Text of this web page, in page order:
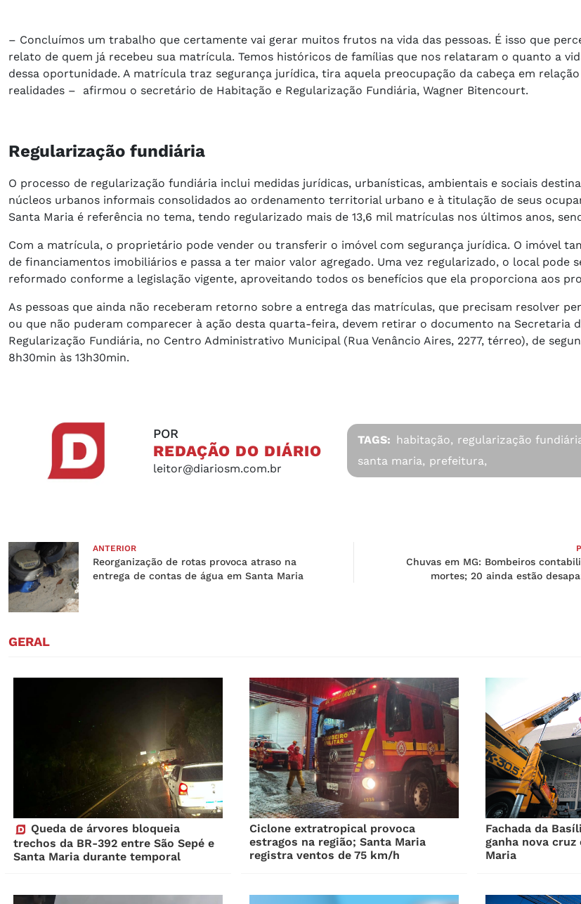
– Concluímos um trabalho que certamente vai gerar muitos frutos na vida das pessoas. É isso que
relato de quem já recebeu sua matrícula. Temos históricos de famílias que nos relataram o quanto a
dessa oportunidade. A matrícula traz segurança jurídica, tira aquela preocupação da cabeça em
realidades – afirmou o secretário de Habitação e Regularização Fundiária, Wagner Bitencourt.
Regularização fundiária
O processo de regularização fundiária inclui medidas jurídicas, urbanísticas, ambientais e sociais
núcleos urbanos informais consolidados ao ordenamento territorial urbano e à titulação de seus
Santa Maria é referência no tema, tendo regularizado mais de 13,6 mil matrículas nos últimos anos,
Com a matrícula, o proprietário pode vender ou transferir o imóvel com segurança jurídica. O imóvel
de financiamentos imobiliários e passa a ter maior valor agregado. Uma vez regularizado, o local pode
reformado conforme a legislação vigente, aproveitando todos os benefícios que ela proporciona aos
As pessoas que ainda não receberam retorno sobre a entrega das matrículas, que precisam resolver
ou que não puderam comparecer à ação desta quarta-feira, devem retirar o documento na Secretaria
Regularização Fundiária, no Centro Administrativo Municipal (Rua Venâncio Aires, 2277, térreo), de
8h30min às 13h30min.
POR
REDAÇÃO DO DIÁRIO
leitor@diariosm.com.br
TAGS: habitação, regularização
santa maria, prefeitura,
ANTERIOR
Reorganização de rotas provoca atraso na
entrega de contas de água em Santa Maria
Chuvas em MG: Bombeiros
mortes; 20 ainda estão
GERAL
Queda de árvores bloqueia
trechos da BR-392 entre São Sepé e
Santa Maria durante temporal
Ciclone extratropical provoca
estragos na região; Santa Maria
registra ventos de 75 km/h
Fachada da
ganha nova cruz
Maria